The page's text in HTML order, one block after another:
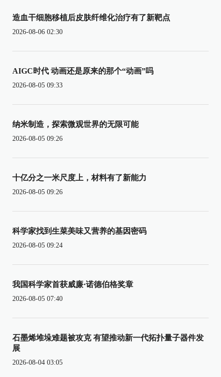
造血干细胞移植后皮肤纤维化治疗有了新靶点
2026-08-06 02:30
AIGC时代 动画还是原来的那个“动画”吗
2026-08-05 09:33
纳米制造，探索微观世界的无限可能
2026-08-05 09:26
十亿分之一米尺度上，材料有了新能力
2026-08-05 09:26
科学家找到生菜美味又营养的基因密码
2026-08-05 09:24
我国科学家首获威廉·诺德伯格奖章
2026-08-05 07:40
石墨烯堆垛难题被攻克 有望推动新一代拓扑量子器件发
展
2026-08-04 03:05